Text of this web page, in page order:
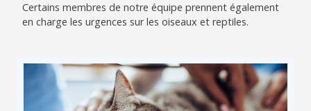
Certains membres de notre équipe prennent également
en charge les urgences sur les oiseaux et reptiles.